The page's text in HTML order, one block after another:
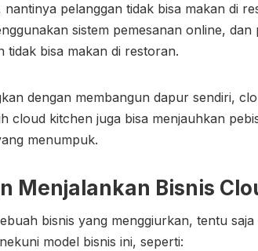
nantinya pelanggan tidak bisa makan di
sistem pemesanan online,
tidak bisa makan di restoran.
dengan membangun dapur sendiri,
cloud kitchen juga bisa menjauhkan
menumpuk.
Menjalankan Bisnis
bisnis yang menggiurkan, tentu
model bisnis ini, seperti: